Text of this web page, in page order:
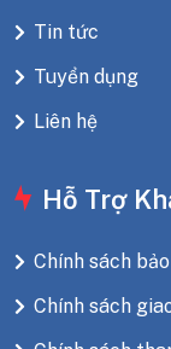
Tin tức
Tuyển dụng
Liên hệ
Hỗ Trợ
Chính sách
Chính sách